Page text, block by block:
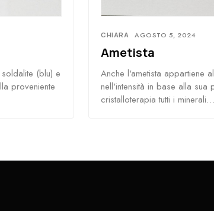
(blu) e
proveniente
CHIARA AGOSTO 5, 2024
Ametista
Anche l'ametista appartiene
nell'intensità in base alla sua
cristalloterapia tutti i minerali…